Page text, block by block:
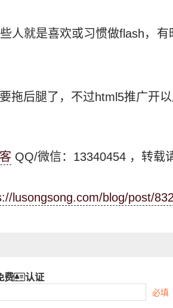
人就是喜欢或习惯做flash，
拖后腿了，不过html5推广开
QQ/微信：13340454 ，转载
lusongsong.com/blog/post/
费 认证
必填